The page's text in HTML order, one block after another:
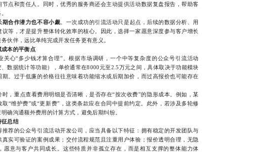
节点和责任人。同时，优秀的服务商还会主动提供活动数据复盘报告，帮助客
期合作潜力也不容小觑 。一次成功的引流活动只是起点，后续的数据分析、用
议等，才是提升整体转化效率的核心。因此，选择一家愿意深度参与客户增长
伙伴，远比单纯完成开发任务更有意义。
本的平衡点
心“多少钱才算合理”。根据市场调研，一个中等复杂度的公众号引流活动
、数据统计等功能），单价通常在8000元至2.5万元之间，具体取决于功能模块
期。过于低廉的价格往往意味着功能缩水或后期加价，而过高报价也可能存在
重点查看费用明细是否清晰，是否存在“按次收费”的隐形成本。例如，某
“维护费”或“更新费”，这类条款应在合同中提前约定。此外，若涉及多轮修
确沟通额外费用的计算方式，避免后期纠纷。
征总结
的公众号引流活动开发公司，应当具备以下特征：拥有稳定的开发团队与
真实可验证的案例成果；交付流程规范且注重用户体验；报价透明合理，无隐
愿意与客户共同成长。这些特质并非孤立存在，而是相互支撑的整体能力体